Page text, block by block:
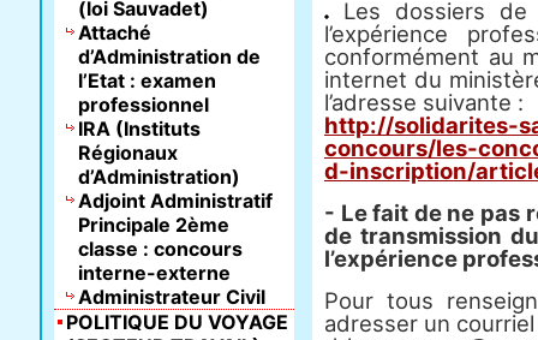
Les dossiers de
l’expérience
conformément au
internet du
l’adresse suivante :
http://solidarites-
concours/les-
d-inscription/
- Le fait de ne pas
de transmission
l’expérience
Pour tous
adresser un courriel
(loi Sauvadet)
Attaché
d’Administration de
l’Etat : examen
professionnel
IRA (Instituts
Régionaux
d’Administration)
Adjoint Administratif
Principale 2ème
classe : concours
interne-externe
Administrateur Civil
POLITIQUE DU VOYAGE